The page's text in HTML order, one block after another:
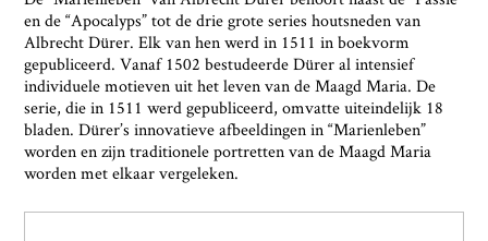
en de “Apocalyps” tot de drie grote series houtsneden van
Albrecht Dürer. Elk van hen werd in 1511 in boekvorm
gepubliceerd. Vanaf 1502 bestudeerde Dürer al intensief
individuele motieven uit het leven van de Maagd Maria. De
serie, die in 1511 werd gepubliceerd, omvatte uiteindelijk 18
bladen. Dürer’s innovatieve afbeeldingen in “Marienleben”
worden en zijn traditionele portretten van de Maagd Maria
worden met elkaar vergeleken.